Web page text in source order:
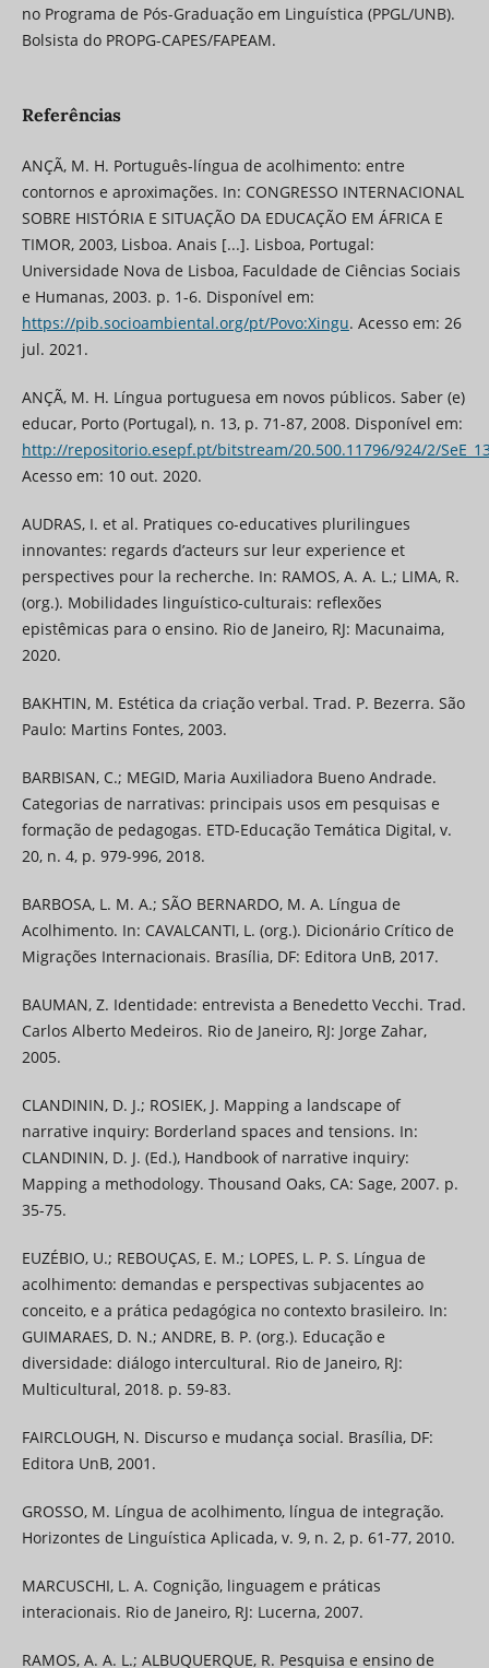
no Programa de Pós-Graduação em Linguística (PPGL/UNB).
Bolsista do PROPG-CAPES/FAPEAM.
Referências
ANÇÃ, M. H. Português-língua de acolhimento: entre
contornos e aproximações. In: CONGRESSO INTERNACIONAL
SOBRE HISTÓRIA E SITUAÇÃO DA EDUCAÇÃO EM ÁFRICA E
TIMOR, 2003, Lisboa. Anais [...]. Lisboa, Portugal:
Universidade Nova de Lisboa, Faculdade de Ciências Sociais
e Humanas, 2003. p. 1-6. Disponível em:
https://pib.socioambiental.org/pt/Povo:Xingu. Acesso em: 26
jul. 2021.
ANÇÃ, M. H. Língua portuguesa em novos públicos. Saber (e)
educar, Porto (Portugal), n. 13, p. 71-87, 2008. Disponível em:
http://repositorio.esepf.pt/bitstream/20.500.11796/924/2/
Acesso em: 10 out. 2020.
AUDRAS, I. et al. Pratiques co-educatives plurilingues
innovantes: regards d’acteurs sur leur experience et
perspectives pour la recherche. In: RAMOS, A. A. L.; LIMA, R.
(org.). Mobilidades linguístico-culturais: reflexões
epistêmicas para o ensino. Rio de Janeiro, RJ: Macunaima,
2020.
BAKHTIN, M. Estética da criação verbal. Trad. P. Bezerra. São
Paulo: Martins Fontes, 2003.
BARBISAN, C.; MEGID, Maria Auxiliadora Bueno Andrade.
Categorias de narrativas: principais usos em pesquisas e
formação de pedagogas. ETD-Educação Temática Digital, v.
20, n. 4, p. 979-996, 2018.
BARBOSA, L. M. A.; SÃO BERNARDO, M. A. Língua de
Acolhimento. In: CAVALCANTI, L. (org.). Dicionário Crítico de
Migrações Internacionais. Brasília, DF: Editora UnB, 2017.
BAUMAN, Z. Identidade: entrevista a Benedetto Vecchi. Trad.
Carlos Alberto Medeiros. Rio de Janeiro, RJ: Jorge Zahar,
2005.
CLANDININ, D. J.; ROSIEK, J. Mapping a landscape of
narrative inquiry: Borderland spaces and tensions. In:
CLANDININ, D. J. (Ed.), Handbook of narrative inquiry:
Mapping a methodology. Thousand Oaks, CA: Sage, 2007. p.
35-75.
EUZÉBIO, U.; REBOUÇAS, E. M.; LOPES, L. P. S. Língua de
acolhimento: demandas e perspectivas subjacentes ao
conceito, e a prática pedagógica no contexto brasileiro. In:
GUIMARAES, D. N.; ANDRE, B. P. (org.). Educação e
diversidade: diálogo intercultural. Rio de Janeiro, RJ:
Multicultural, 2018. p. 59-83.
FAIRCLOUGH, N. Discurso e mudança social. Brasília, DF:
Editora UnB, 2001.
GROSSO, M. Língua de acolhimento, língua de integração.
Horizontes de Linguística Aplicada, v. 9, n. 2, p. 61-77, 2010.
MARCUSCHI, L. A. Cognição, linguagem e práticas
interacionais. Rio de Janeiro, RJ: Lucerna, 2007.
RAMOS, A. A. L.; ALBUQUERQUE, R. Pesquisa e ensino de